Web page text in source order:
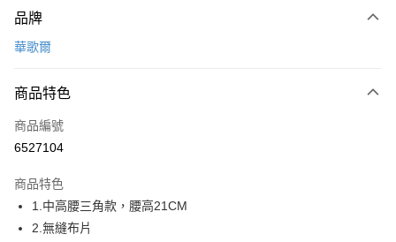
信用卡一次付款
LINE Pay
街口支付
運送方式
全家取貨付款
品牌
華歌爾
商品特色
商品編號
6527104
商品特色
1.中高腰三角款，腰高21CM
2.無縫布片